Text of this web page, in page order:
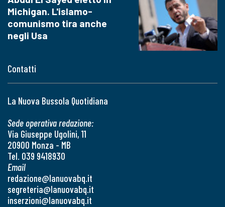
Contatti
La Nuova Bussola Quotidiana
Sede operativa redazione:
Via Giuseppe Ugolini, 11
20900 Monza - MB
Tel. 039 9418930
Email
redazione@lanuovabq.it
segreteria@lanuovabq.it
inserzioni@lanuovabq.it
Michigan. L'islamo-
comunismo tira anche
negli Usa